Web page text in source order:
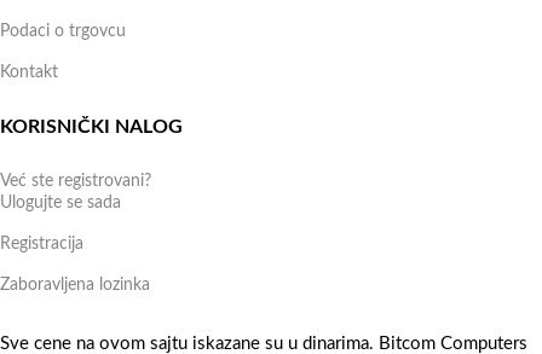
Podaci o trgovcu
Kontakt
KORISNIČKI NALOG
Već ste registrovani?
Ulogujte se sada
Registracija
Zaboravljena lozinka
Sve cene na ovom sajtu iskazane su u dinarima. Bitcom Computers